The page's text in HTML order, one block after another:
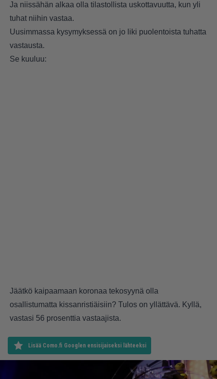
Ja niissähän alkaa olla tilastollista uskottavuutta, kun yli
tuhat niihin vastaa.
Uusimmassa kysymyksessä on jo liki puolentoista tuhatta
vastausta.
Se kuuluu:
Jäätkö kaipaamaan koronaa tekosyynä olla
osallistumatta kissanristiäisiin? Tulos on yllättävä. Kyllä,
vastasi 56 prosenttia vastaajista.
Lisää Como.fi Googlen ensisijaiseksi lähteeksi